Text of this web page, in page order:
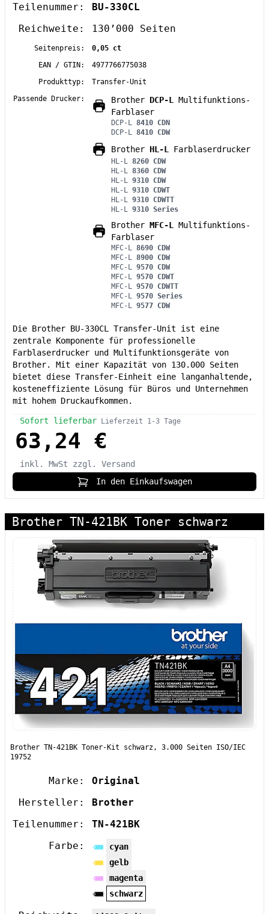
Teilenummer:
BU-330CL
Reichweite:
130’000 Seiten
Seitenpreis:
0,05 ct
EAN / GTIN:
4977766775038
Produkttyp:
Transfer-Unit
Passende Drucker:
Brother DCP-L
Multifunktions-
Farblaser
DCP-L
8410 CDN
DCP-L
8410 CDW
Brother HL-L Farblaserdrucker
HL-L
8260 CDW
HL-L
8360 CDW
HL-L
9310 CDW
HL-L
9310 CDWT
HL-L
9310 CDWTT
HL-L
9310 Series
Brother MFC-L
Multifunktions-
Farblaser
MFC-L
8690 CDW
MFC-L
8900 CDW
MFC-L
9570 CDW
MFC-L
9570 CDWT
MFC-L
9570 CDWTT
MFC-L
9570 Series
MFC-L
9577 CDW
Die Brother BU-330CL Transfer-Unit ist eine
zentrale Komponente für professionelle
Farblaserdrucker und Multifunktionsgeräte von
Brother. Mit einer Kapazität von 130.000 Seiten
bietet diese Transfer-Einheit eine langanhaltende,
kosteneffiziente Lösung für Büros und Unternehmen
mit hohem Druckaufkommen.
Sofort lieferbar Lieferzeit 1-3 Tage
63,24 €
inkl. MwSt
zzgl. Versand
In den Einkaufswagen
Brother TN-421BK Toner schwarz
Brother TN-421BK Toner-Kit schwarz, 3.000 Seiten ISO/IEC
19752
Marke:
Original
Hersteller:
Brother
Teilenummer:
TN-421BK
Farbe:
cyan
gelb
magenta
schwarz